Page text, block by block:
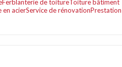
Ferblanterie de toitureToiture bâtiment
en acierService de rénovation